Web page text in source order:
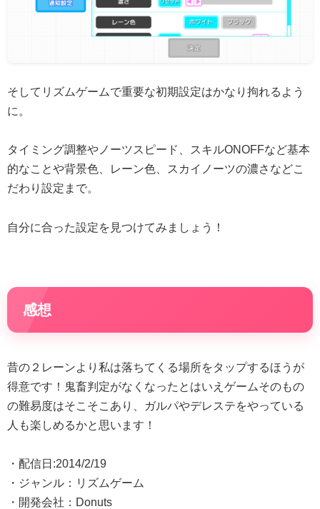
そしてリズムゲームで重要な初期設定はかなり拘れるよう
に。
タイミング調整やノーツスピード、スキルONOFFなど基本
的なことや背景色、レーン色、スカイノーツの濃さなどこ
だわり設定まで。
自分に合った設定を見つけてみましょう！
感想
昔の２レーンより私は落ちてくる場所をタップするほうが
得意です！鬼畜判定がなくなったとはいえゲームそのもの
の難易度はそこそこあり、ガルパやデレステをやっている
人も楽しめるかと思います！
・配信日:2014/2/19
・ジャンル：リズムゲーム
・開発会社：Donuts